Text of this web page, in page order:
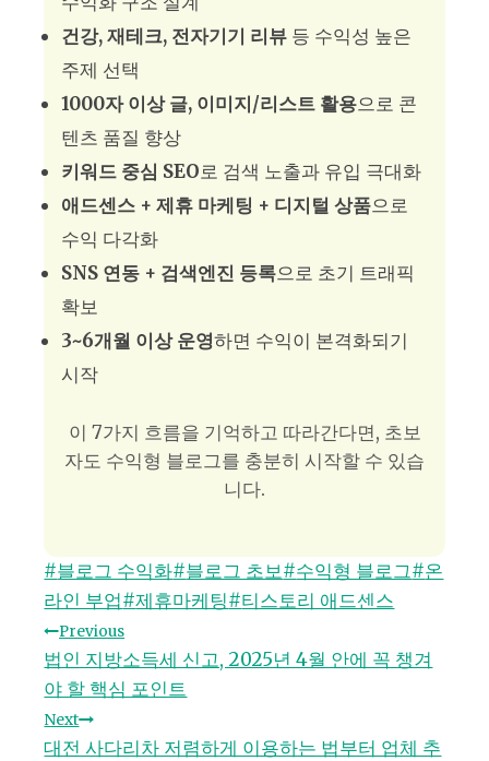
건강, 재테크, 전자기기 리뷰 등 수익성 높은
주제 선택
1000자 이상 글, 이미지/리스트 활용으로 콘
텐츠 품질 향상
키워드 중심 SEO로 검색 노출과 유입 극대화
애드센스 + 제휴 마케팅 + 디지털 상품으로
수익 다각화
SNS 연동 + 검색엔진 등록으로 초기 트래픽
확보
3~6개월 이상 운영하면 수익이 본격화되기
시작
이 7가지 흐름을 기억하고 따라간다면, 초보
자도 수익형 블로그를 충분히 시작할 수 있습
니다.
Post
Tags:
#블로그 수익화#블로그 초보#수익형 블로그#온
라인 부업#제휴마케팅#티스토리 애드센스
글
탐
색
Previous
법인 지방소득세 신고, 2025년 4월 안에 꼭 챙겨
야 할 핵심 포인트
Next
대전 사다리차 저렴하게 이용하는 법부터 업체 추